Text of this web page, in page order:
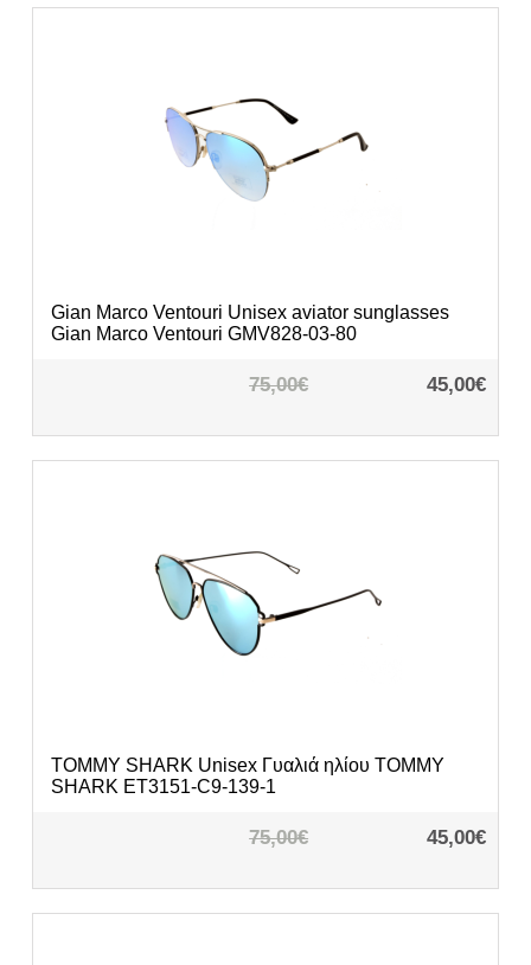
Gian Marco Ventouri Unisex aviator sunglasses
Gian Marco Ventouri GMV828-03-80
75,00€ 45,00€
TOMMY SHARK Unisex Γυαλιά ηλίου TOMMY
SHARK ET3151-C9-139-1
75,00€ 45,00€